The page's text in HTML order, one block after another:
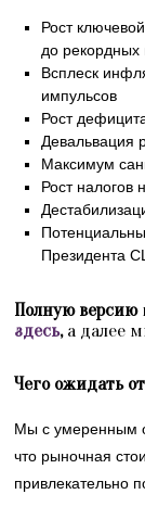
Рост
до рекордных
Всплеск
импульсов
Рост
Девальвация
Максимум
Рост налогов
Президента
Полную версию
здесь,а далее
Чего ожидать
Мы с умеренным
что рыночная
привлекательно